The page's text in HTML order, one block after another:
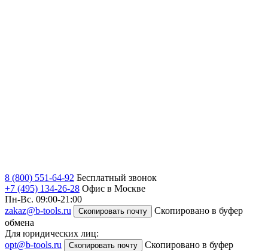
8 (800) 551-64-92 Бесплатный звонок
+7 (495) 134-26-28 Офис в Москве
Пн-Вс. 09:00-21:00
zakaz@b-tools.ru
Скопировать почту
Скопировано в буфер
обмена
Для юридических лиц:
opt@b-tools.ru
Скопировать почту
Скопировано в буфер